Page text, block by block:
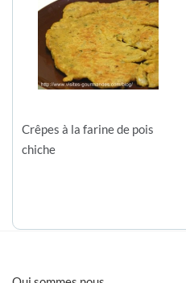
Crêpes à la farine de pois
chiche